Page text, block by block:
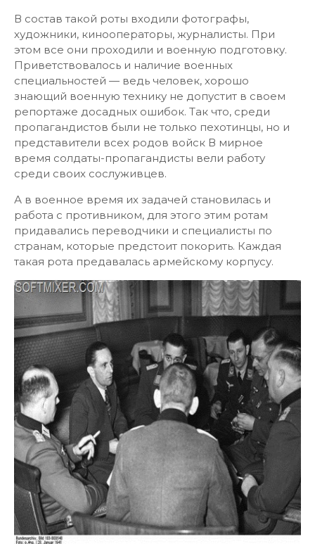
В состав такой роты входили фотографы,
художники, кинооператоры, журналисты. При
этом все они проходили и военную подготовку.
Приветствовалось и наличие военных
специальностей — ведь человек, хорошо
знающий военную технику не допустит в своем
репортаже досадных ошибок. Так что, среди
пропагандистов были не только пехотинцы, но и
представители всех родов войск В мирное
время солдаты-пропагандисты вели работу
среди своих сослуживцев.
А в военное время их задачей становилась и
работа с противником, для этого этим ротам
придавались переводчики и специалисты по
странам, которые предстоит покорить. Каждая
такая рота предавалась армейскому корпусу.